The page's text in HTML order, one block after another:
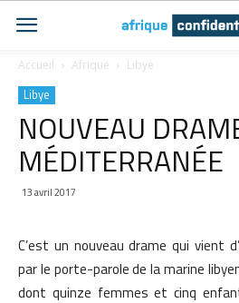
Accueil Afrique Libye
Libye
NOUVEAU
MÉDITERRANÉE
13 avril 2017
C’est un nouveau drame qui vient
par le porte-parole de la marine
dont quinze femmes et cinq